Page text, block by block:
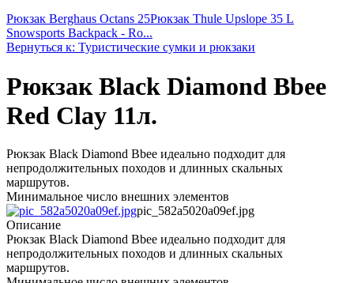
Рюкзак Berghaus Octans 25Рюкзак Thule Upslope 35 L
Snowsports Backpack - Ro...
Вернуться к: Туристические сумки и рюкзаки
Рюкзак Black Diamond Bbee
Red Clay 11л.
Рюкзак Black Diamond Bbee идеально подходит для
непродолжительных походов и длинных скальных
маршрутов.
Минимальное число внешних элементов
pic_582a5020a09ef.jpg
Описание
Рюкзак Black Diamond Bbee идеально подходит для
непродолжительных походов и длинных скальных
маршрутов.